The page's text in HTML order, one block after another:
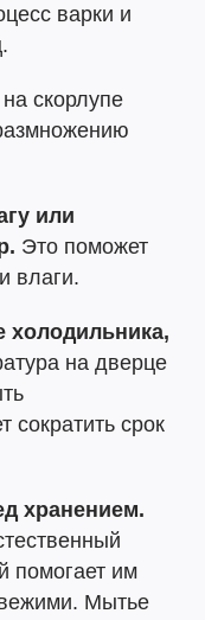
варки и
скорлупе
или
Это поможет
влаги.
холодильника,
на дверце
сократить срок
хранением.
помогает им
Мытье